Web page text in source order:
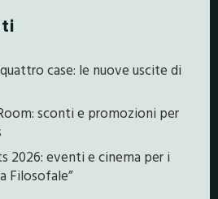
case: le nuove uscite di
sconti e promozioni per
2026: eventi e cinema per i
Filosofale”